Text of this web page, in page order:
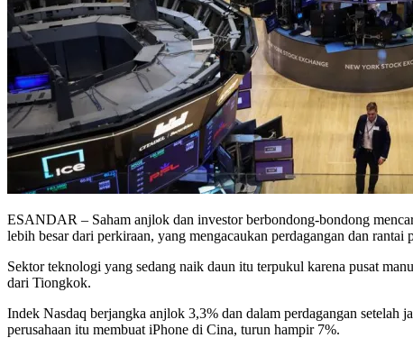
ESANDAR – Saham anjlok dan investor berbondong-bondong
lebih besar dari perkiraan, yang mengacaukan perdagangan dan
Sektor teknologi yang sedang naik daun itu terpukul karena pusat
dari Tiongkok.
Indek Nasdaq berjangka anjlok 3,3% dan dalam perdagangan
perusahaan itu membuat iPhone di Cina, turun hampir 7%.